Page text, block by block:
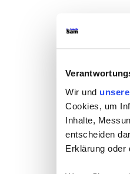
Wir und
Cookies, um
Inhalte,
entscheiden
Erklärung oder